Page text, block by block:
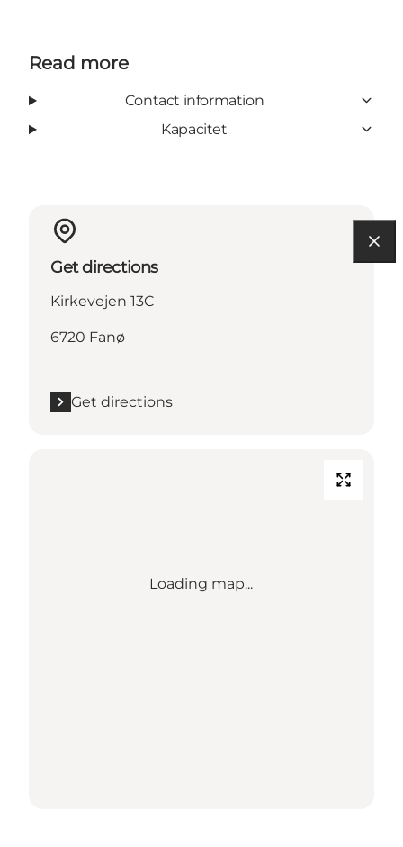
Read more
Contact information
Kapacitet
Get directions
Kirkevejen 13C
6720 Fanø
Get directions
Loading map...